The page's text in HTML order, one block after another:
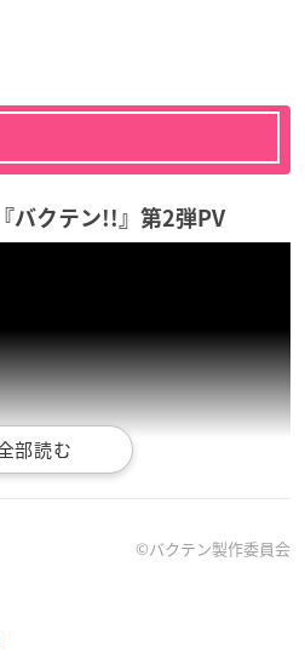
バクテン!!』第2弾PV
操部の練習風景が描かれた第2
©バクテン製作委員会